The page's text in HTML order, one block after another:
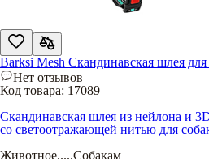
Barksi Mesh Скандинавская шлея для
Нет отзывов
Код товара: 17089
Скандинавская шлея из нейлона и
со светоотражающей нитью для
Животное.....Собакам